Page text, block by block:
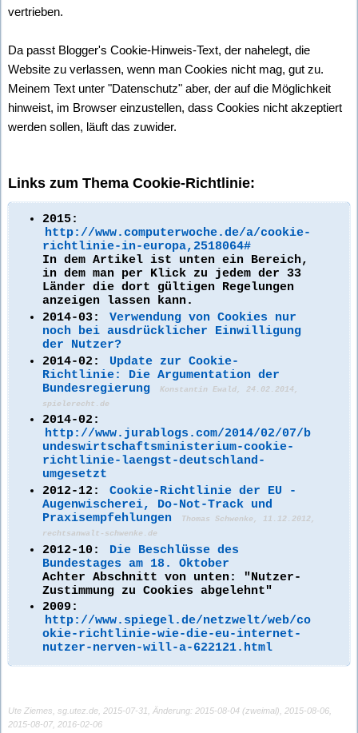
vertrieben.
Da passt Blogger's Cookie-Hinweis-Text, der nahelegt, die
Website zu verlassen, wenn man Cookies nicht mag, gut zu.
Meinem Text unter "Datenschutz" aber, der auf die Möglichkeit
hinweist, im Browser einzustellen, dass Cookies nicht akzeptiert
werden sollen, läuft das zuwider.
Links zum Thema Cookie-Richtlinie:
2015:
http://www.computerwoche.de/a/cookie-
richtlinie-in-europa,2518064#
In dem Artikel ist unten ein Bereich,
in dem man per Klick zu jedem der 33
Länder die dort gültigen Regelungen
anzeigen lassen kann.
2014-03:
Verwendung von Cookies nur
noch bei ausdrücklicher Einwilligung
der Nutzer?
2014-02:
Update zur Cookie-
Richtlinie: Die Argumentation der
Bundesregierung
Konstantin Ewald, 24.02.2014,
spielerecht.de
2014-02:
http://www.jurablogs.com/2014/02/07/b
undeswirtschaftsministerium-cookie-
richtlinie-laengst-deutschland-
umgesetzt
2012-12:
Cookie-Richtlinie der EU -
Augenwischerei, Do-Not-Track und
Praxisempfehlungen
Thomas Schwenke, 11.12.2012,
rechtsanwalt-schwenke.de
2012-10:
Die Beschlüsse des
Bundestages am 18. Oktober
Achter Abschnitt von unten: "Nutzer-
Zustimmung zu Cookies abgelehnt"
2009:
http://www.spiegel.de/netzwelt/web/co
okie-richtlinie-wie-die-eu-internet-
nutzer-nerven-will-a-622121.html
Ute Ziemes, sg.utez.de, 2015-07-31, Änderung: 2015-08-04 (zweimal), 2015-08-06,
2015-08-07, 2016-02-06